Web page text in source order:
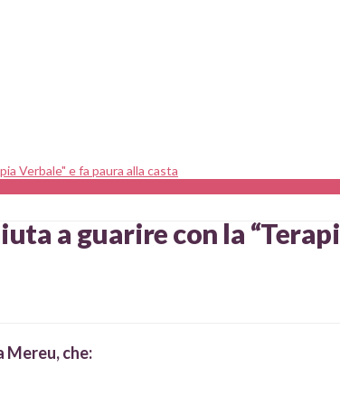
Verbale" e fa paura alla casta
a guarire con la
che: